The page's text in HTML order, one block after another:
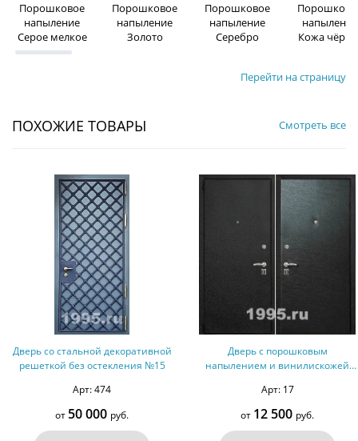
Порошковое
напыление
Серое мелкое
Порошковое
напыление
Золото
Порошковое
напыление
Серебро
напыление
Кожа
Перейти на страницу
ПОХОЖИЕ ТОВАРЫ Смотреть все
Дверь со стальной декоративной
решеткой без остекления №15
Арт: 474
от 50 000 руб.
Дверь с порошковым
напылением и винилискожей
Арт: 17
от 12 500 руб.